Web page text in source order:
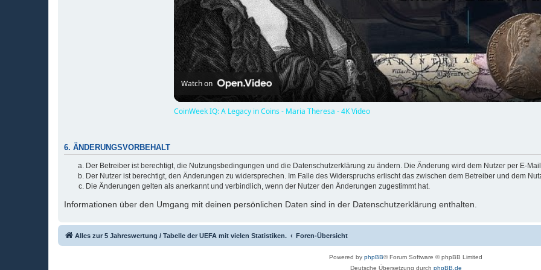
l
a
y
i
d
e
Watch on
CoinWeek IQ: A Legacy in Coins - Maria Theresa - 4K Video
6. ÄNDERUNGSVORBEHALT
Der Betreiber ist berechtigt, die Nutzungsbedingungen und die Datenschutzerklärung zu ändern. Die Änderung wird dem Nutzer per E-
Der Nutzer ist berechtigt, den Änderungen zu widersprechen. Im Falle des Widerspruchs erlischt das zwischen dem Betreiber und dem
Die Änderungen gelten als anerkannt und verbindlich, wenn der Nutzer den Änderungen zugestimmt hat.
Informationen über den Umgang mit deinen persönlichen Daten sind in der Datenschutzerklärung enthalten.
Alles zur 5 Jahreswertung / Tabelle der UEFA mit vielen Statistiken. Foren-Übersicht
Powered by phpBB® Forum Software © phpBB Limited
Deutsche Übersetzung durch phpBB.de